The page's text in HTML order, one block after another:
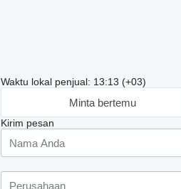
Waktu lokal penjual: 13:13 (+03)
Minta bertemu
Kirim pesan